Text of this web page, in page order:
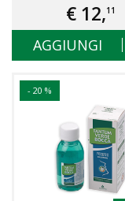
€ 12,11
AGGIUNGI
- 20 %